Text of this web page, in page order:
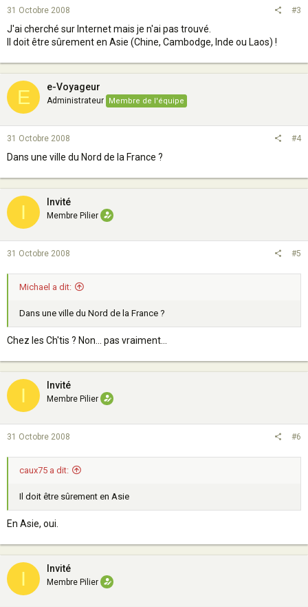
31 Octobre 2008 #3
J'ai cherché sur Internet mais je n'ai pas trouvé.
Il doit être sûrement en Asie (Chine, Cambodge, Inde ou Laos) !
E e-Voyageur
Administrateur Membre de l'équipe
31 Octobre 2008 #4
Dans une ville du Nord de la France ?
I Invité
Membre Pilier
31 Octobre 2008 #5
Michael a dit:
Dans une ville du Nord de la France ?
Chez les Ch'tis ? Non... pas vraiment...
I Invité
Membre Pilier
31 Octobre 2008 #6
caux75 a dit:
Il doit être sûrement en Asie
En Asie, oui.
I Invité
Membre Pilier